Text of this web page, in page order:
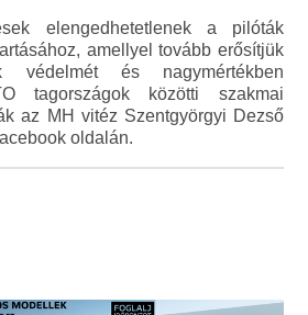
elengedhetetlenek a pilóták
amellyel tovább erősítjük
védelmét és nagymértékben
tagországok közötti szakmai
az MH vitéz Szentgyörgyi Dezső
oldalán.